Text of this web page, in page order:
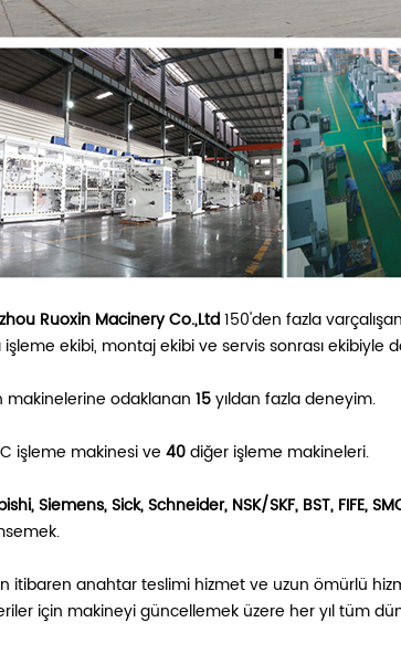
Ruoxin Macinery Co.,Ltd150'den fazla
ekibi, montaj ekibi ve servis sonrası ekibiyle
makinelerine odaklanan 15yıldan fazla deneyim.
işleme makinesi ve 40diğer işleme makineleri.
Siemens, Sick, Schneider, NSK/SKF, BST, FIFE,
itibaren anahtar teslimi hizmet ve uzun ömürlü
için makineyi güncellemek üzere her yıl tüm